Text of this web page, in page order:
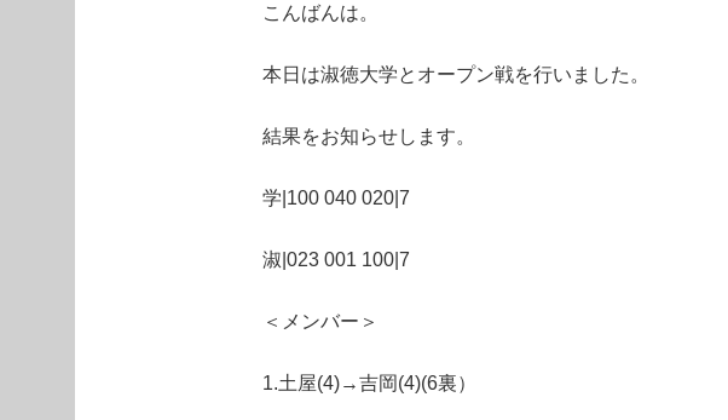
こんばんは。
本日は淑徳大学とオープン戦を行いました。
結果をお知らせします。
学|100 040 020|7
淑|023 001 100|7
＜メンバー＞
1.土屋(4)→吉岡(4)(6裏）